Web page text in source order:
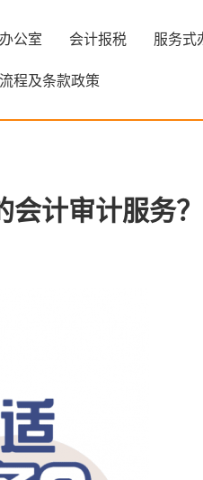
公室 会计报税 服务式
程及条款政策
会计审计服务